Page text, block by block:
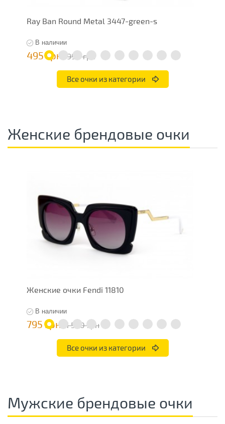
Ray Ban Round Metal 3447-green-s
В наличии
495 грн 990 грн
Все очки из категории
Женские брендовые очки
Женские очки Fendi 11810
В наличии
795 грн 1 590 грн
Все очки из категории
Мужские брендовые очки